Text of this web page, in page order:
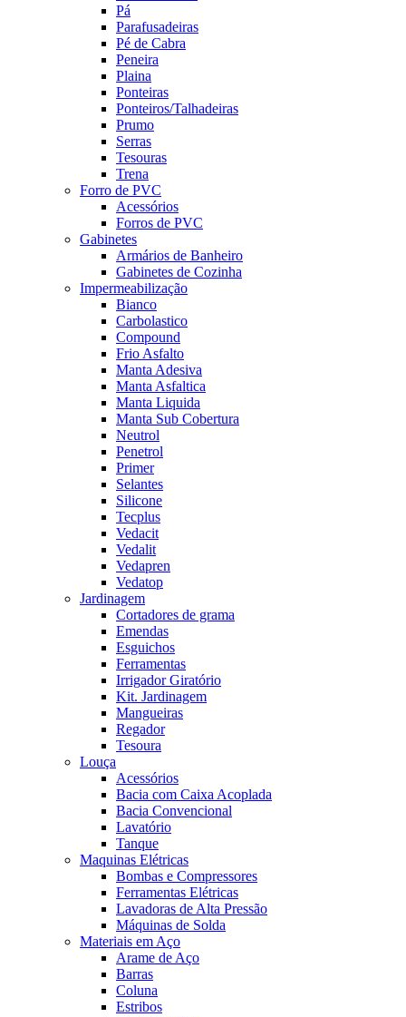
Pá
Parafusadeiras
Pé de Cabra
Peneira
Plaina
Ponteiras
Ponteiros/Talhadeiras
Prumo
Serras
Tesouras
Trena
Forro de PVC
Acessórios
Forros de PVC
Gabinetes
Armários de Banheiro
Gabinetes de Cozinha
Impermeabilização
Bianco
Carbolastico
Compound
Frio Asfalto
Manta Adesiva
Manta Asfaltica
Manta Liquida
Manta Sub Cobertura
Neutrol
Penetrol
Primer
Selantes
Silicone
Tecplus
Vedacit
Vedalit
Vedapren
Vedatop
Jardinagem
Cortadores de grama
Emendas
Esguichos
Ferramentas
Irrigador Giratório
Kit. Jardinagem
Mangueiras
Regador
Tesoura
Louça
Acessórios
Bacia com Caixa Acoplada
Bacia Convencional
Lavatório
Tanque
Maquinas Elétricas
Bombas e Compressores
Ferramentas Elétricas
Lavadoras de Alta Pressão
Máquinas de Solda
Materiais em Aço
Arame de Aço
Barras
Coluna
Estribos